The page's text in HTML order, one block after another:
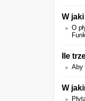
W
O
Ile
Aby
W